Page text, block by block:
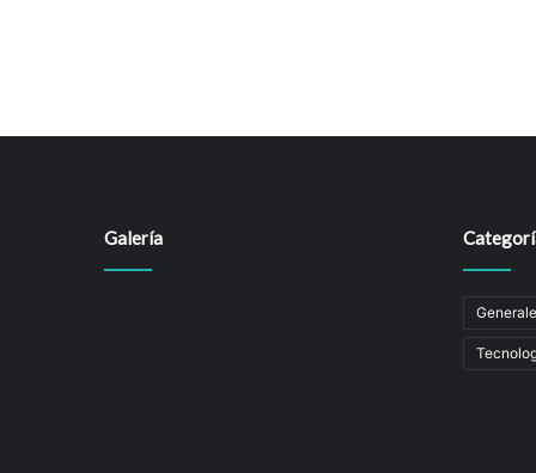
Galería